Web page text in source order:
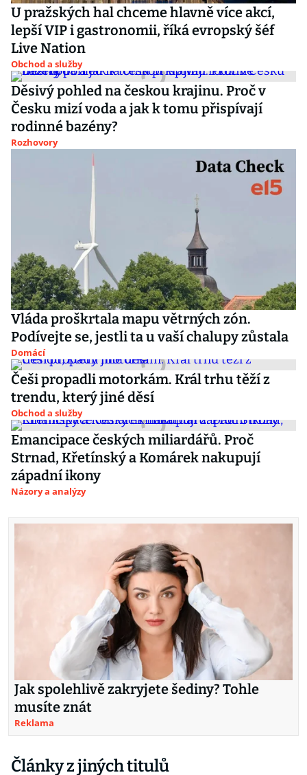
U pražských hal chceme hlavně více akcí,
lepší VIP i gastronomii, říká evropský šéf
Live Nation
Obchod a služby
Děsivý pohled na českou krajinu. Proč v
Česku mizí voda a jak k tomu přispívají
rodinné bazény?
Rozhovory
Vláda proškrtala mapu větrných zón.
Podívejte se, jestli ta u vaší chalupy zůstala
Domácí
Češi propadli motorkám. Král trhu těží z
trendu, který jiné děsí
Obchod a služby
Emancipace českých miliardářů. Proč
Strnad, Křetínský a Komárek nakupují
západní ikony
Názory a analýzy
Jak spolehlivě zakryjete šediny? Tohle
musíte znát
Reklama
Články z jiných titulů